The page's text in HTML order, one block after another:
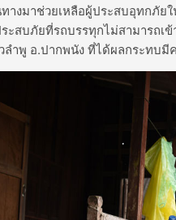
างมาช่วยเหลือผู้ประสบอุทกภัย
ะสบภัยที่รถบรรทุกไม่สามารถ
ลำพู อ.ปากพนัง ที่ได้ผลกระทบ